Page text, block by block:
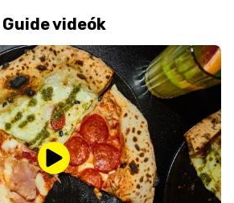
Guide videók